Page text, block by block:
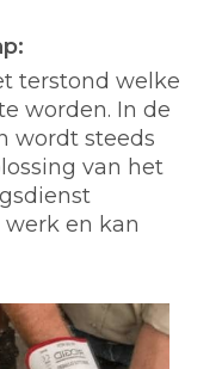
terstond welke
worden. In de
wordt steeds
van het
en kan